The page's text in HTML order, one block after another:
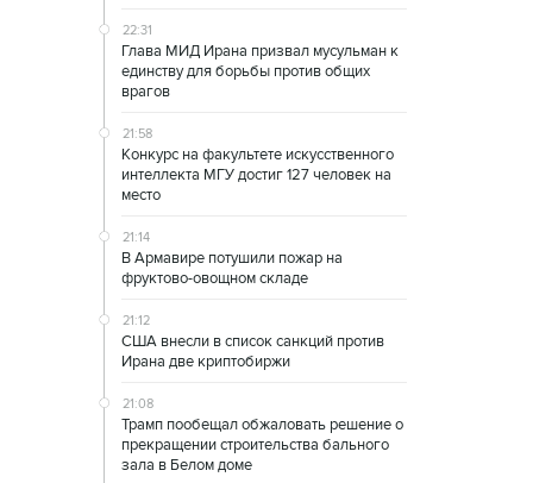
22:31
Глава МИД Ирана призвал мусульман к
единству для борьбы против общих
врагов
21:58
Конкурс на факультете искусственного
интеллекта МГУ достиг 127 человек на
место
21:14
В Армавире потушили пожар на
фруктово-овощном складе
21:12
США внесли в список санкций против
Ирана две криптобиржи
21:08
Трамп пообещал обжаловать решение о
прекращении строительства бального
зала в Белом доме